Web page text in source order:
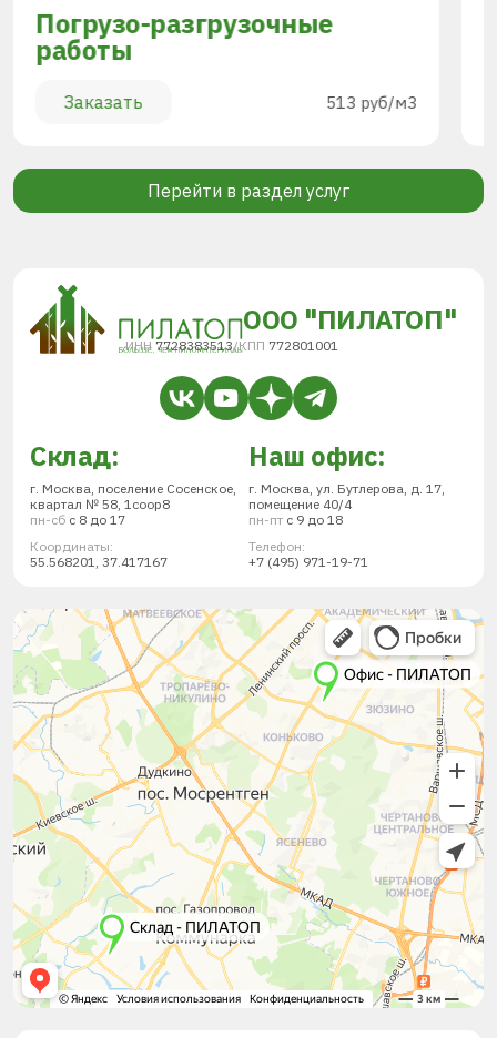
Погрузо-разгрузочные
работы
Заказать 513 руб/м3
Перейти в раздел услуг
ООО "ПИЛАТОП"
ИНН 7728383513/КПП 772801001
Склад:
г. Москва, поселение Сосенское,
квартал № 58, 1соор8
пн-сб с 8 до 17
Координаты:
55.568201, 37.417167
Наш офис:
г. Москва, ул. Бутлерова, д. 17,
помещение 40/4
пн-пт с 9 до 18
Телефон:
+7 (495) 971-19-71